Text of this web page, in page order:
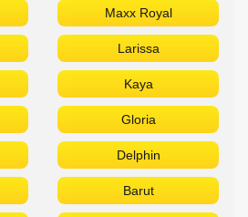
Maxx Royal
Larissa
Kaya
Gloria
Delphin
Barut